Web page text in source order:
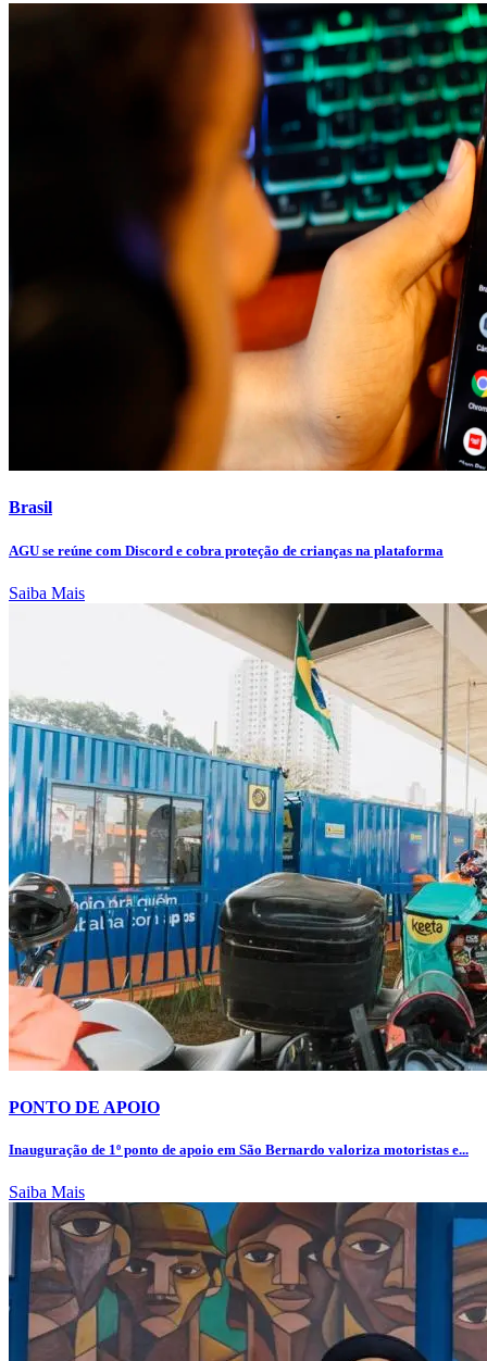
Brasil
AGU se reúne com Discord e cobra proteção de crianças na plataforma
Saiba Mais
PONTO DE APOIO
Inauguração de 1º ponto de apoio em São Bernardo valoriza motoristas e...
Saiba Mais